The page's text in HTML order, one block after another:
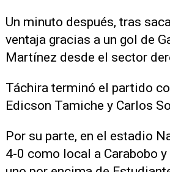
Un minuto después, tras
ventaja gracias a un gol de
Martínez desde el sector
Táchira terminó el partido
Edicson Tamiche y Carlos
Por su parte, en el estadio
4-0 como local a Carabobo